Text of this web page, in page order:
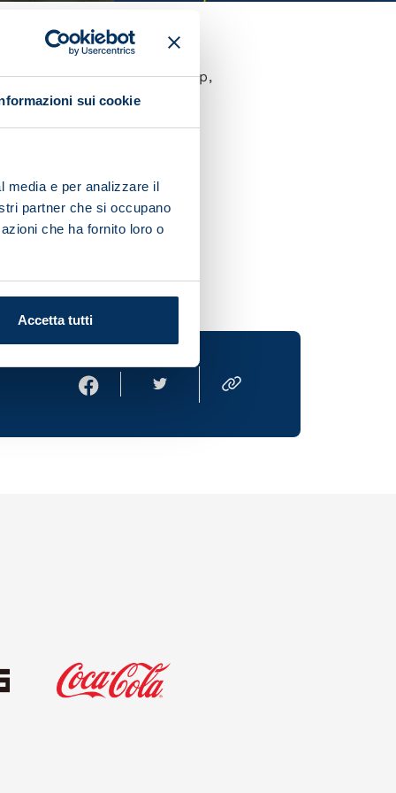
sui cookie
media e per analizzare il
partner che si occupano
che ha fornito loro o
Accetta tutti
on the official Napoli app,
Player of the Month
Milan. The Brazilian